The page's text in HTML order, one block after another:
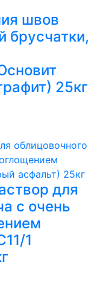
швов
брусчатки,
25кг
для
с очень
1